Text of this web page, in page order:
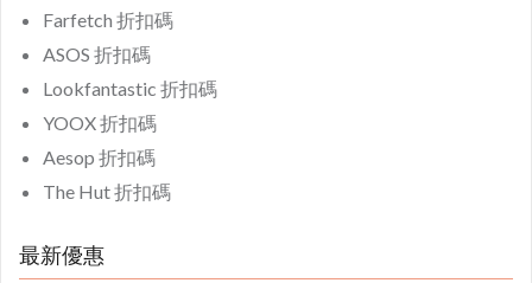
Farfetch 折扣碼
ASOS 折扣碼
Lookfantastic 折扣碼
YOOX 折扣碼
Aesop 折扣碼
The Hut 折扣碼
最新優惠